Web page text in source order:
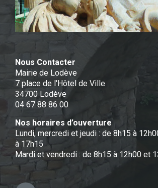
Nous Contacter
Mairie de Lodève
7 place de l'Hôtel de Ville
34700 Lodève
04 67 88 86 00
Nos horaires d’ouverture
Lundi, mercredi et jeudi : de 8h15 à
à 17h15
Mardi et vendredi : de 8h15 à 12h00 et